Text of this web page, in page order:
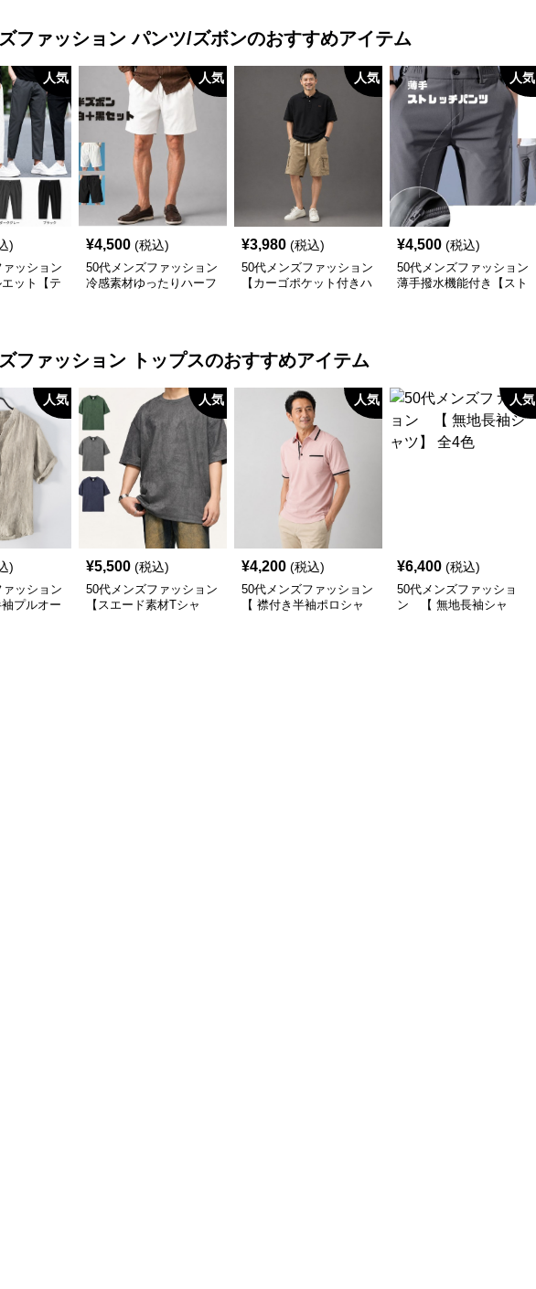
ファッション パンツ/ズボンのおすすめアイテム
人気
)
ッション
ット【テ
人気
¥4,500 (税込)
50代メンズファッション
冷感素材ゆったりハーフ
人気
¥3,980 (税込)
50代メンズファッション
【カーゴポケット付きハ
人気
¥4,500 (税込)
50代メンズファッション
薄手撥水機能付き【スト
ファッション トップスのおすすめアイテム
人気
)
ッション
袖プルオー
人気
¥5,500 (税込)
50代メンズファッション
【スエード素材Tシャ
人気
¥4,200 (税込)
50代メンズファッション
【 襟付き半袖ポロシャ
人気
¥6,400 (税込)
50代メンズファッショ
ン 【 無地長袖シャ